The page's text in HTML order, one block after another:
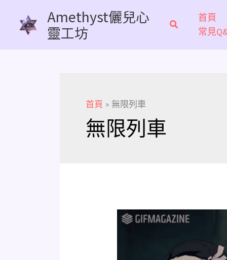
Amethyst儷兒心
靈工坊
首頁
常見
首頁 無限列車
無限列車
想
知